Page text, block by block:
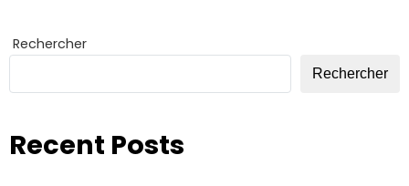
Rechercher
Rechercher
Recent Posts